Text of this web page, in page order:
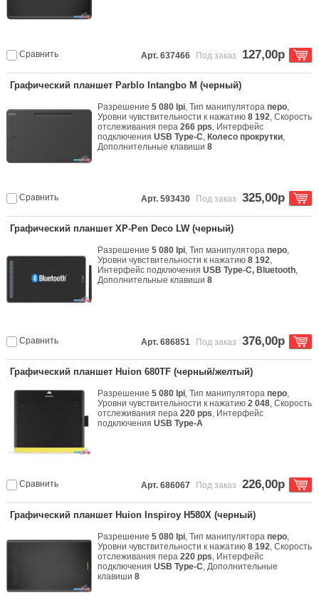
Сравнить Арт. 637466 Под заказ 127,00р
Графический планшет Parblo Intangbo M (черный)
Разрешение5 080 lpi, Тип манипулятораперо,
Уровни чувствительности к нажатию8 192, Скорость
отслеживания пера266 pps, Интерфейс
подключенияUSB Type-C, Колесо прокрутки,
Дополнительные клавиши8
Сравнить Арт. 593430 Под заказ 325,00р
Графический планшет XP-Pen Deco LW (черный)
Разрешение5 080 lpi, Тип манипулятораперо,
Уровни чувствительности к нажатию8 192,
Интерфейс подключенияUSB Type-C, Bluetooth,
Дополнительные клавиши8
Сравнить Арт. 686851 Под заказ 376,00р
Графический планшет Huion 680TF (черный/желтый)
Разрешение5 080 lpi, Тип манипулятораперо,
Уровни чувствительности к нажатию2 048, Скорость
отслеживания пера220 pps, Интерфейс
подключенияUSB Type-A
Сравнить Арт. 686067 Под заказ 226,00р
Графический планшет Huion Inspiroy H580X (черный)
Разрешение5 080 lpi, Тип манипулятораперо,
Уровни чувствительности к нажатию8 192, Скорость
отслеживания пера220 pps, Интерфейс
подключенияUSB Type-C, Дополнительные
клавиши8